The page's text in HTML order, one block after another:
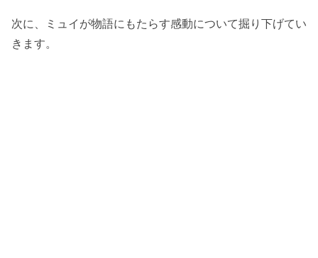
次に、ミュイが物語にもたらす感動について掘り下げてい
きます。